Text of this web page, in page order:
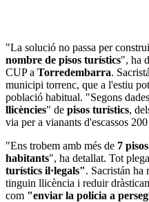
"La solució no passa per
nombre de pisos turístics", ha
CUP a Torredembarra.
municipi torrenc, que a l'estiu
població habitual. "Segons
llicències" de pisos turístics,
via per a vianants d'escassos
"Ens trobem amb més de 7
habitants", ha detallat. Tot
turístics il·legals". Sacristán ha
tinguin llicència i reduir
com "enviar la policia a